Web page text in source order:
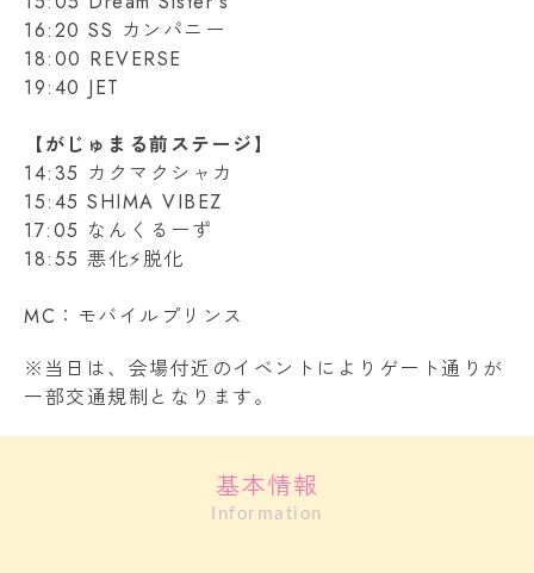
16:20 SS カンパニー
18:00 REVERSE
19:40 JET
【がじゅまる前ステージ】
14:35 カクマクシャカ
15:45 SHIMA VIBEZ
17:05 なんくるーず
18:55 悪化⚡️脱化
MC：モバイルプリンス
※当日は、会場付近のイベントによりゲート通りが
一部交通規制となります。
基本情報
Information